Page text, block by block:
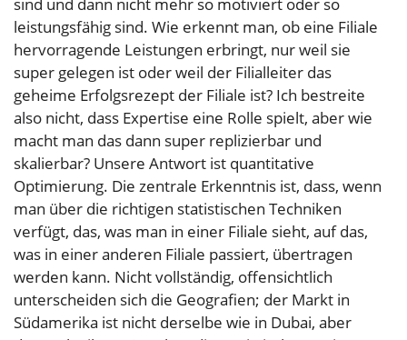
sind und dann nicht mehr so motiviert oder so
leistungsfähig sind. Wie erkennt man, ob eine Filiale
hervorragende Leistungen erbringt, nur weil sie
super gelegen ist oder weil der Filialleiter das
geheime Erfolgsrezept der Filiale ist? Ich bestreite
also nicht, dass Expertise eine Rolle spielt, aber wie
macht man das dann super replizierbar und
skalierbar? Unsere Antwort ist quantitative
Optimierung. Die zentrale Erkenntnis ist, dass, wenn
man über die richtigen statistischen Techniken
verfügt, das, was man in einer Filiale sieht, auf das,
was in einer anderen Filiale passiert, übertragen
werden kann. Nicht vollständig, offensichtlich
unterscheiden sich die Geografien; der Markt in
Südamerika ist nicht derselbe wie in Dubai, aber